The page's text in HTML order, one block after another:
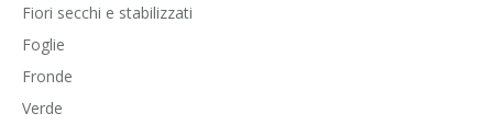
Fiori secchi e stabilizzati
Foglie
Fronde
Verde